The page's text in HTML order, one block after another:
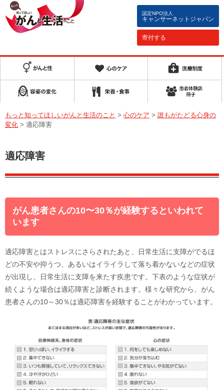
認定NPO法人
キャンサーネットジャパン
寄付する
もっと知ってほしいがんと生活のこと > 心のケア > 誰もがたどる心身の
変化 > 適応障害
適応障害
がん患者さんの10〜30％が経験するといわれて
います
適応障害とはストレスにさらされたあと、日常生活に支障がでるほ
どの不安や抑うつ、あるいはイライラして落ち着かないなどの症状
が出現し、日常生活に支障を来たす疾患です。下表のような症状が
続くような場合は適応障害と診断されます。様々な研究から、がん
患者さんの10～30％は適応障害を経験することがわかっています。